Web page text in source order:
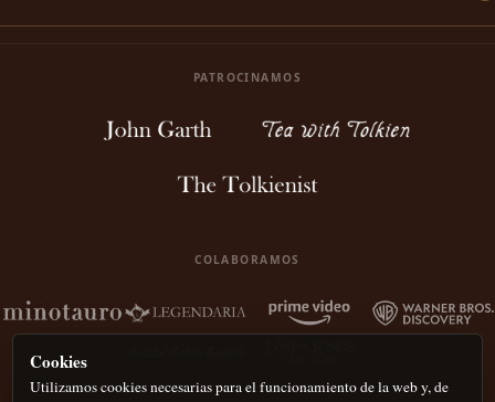
PATROCINAMOS
COLABORAMOS
Cookies
Utilizamos cookies necesarias para el funcionamiento de la web y, de